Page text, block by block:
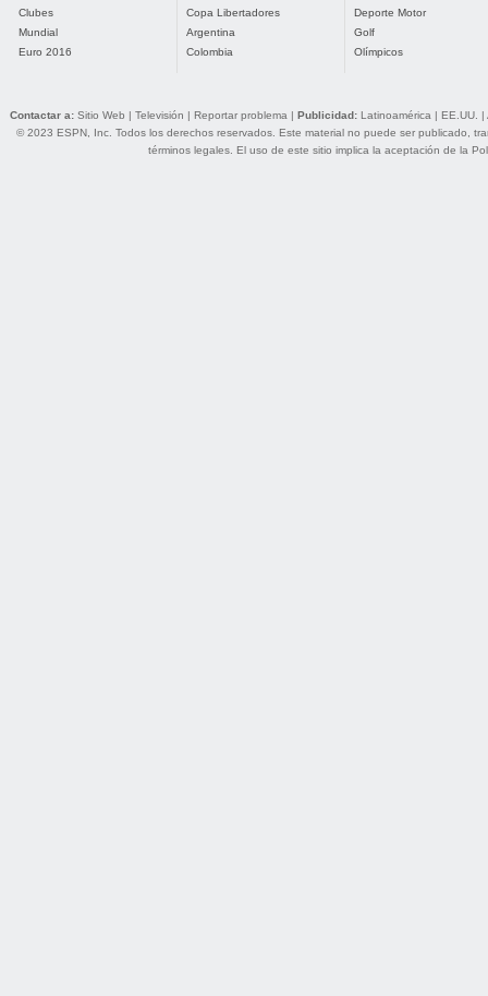
Clubes
Mundial
Euro 2016
Copa Libertadores
Argentina
Colombia
Deporte Motor
Golf
Olímpicos
Contactar a: Sitio Web | Televisión | Reportar problema | Publicidad: Latinoamérica | EE.UU. |
© 2023 ESPN, Inc. Todos los derechos reservados. Este material no puede ser publicado,
términos legales. El uso de este sitio implica la aceptación de la